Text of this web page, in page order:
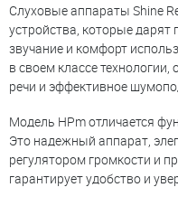
Слуховые аппараты Shine
устройства, которые дарят
звучание и комфорт
в своем классе
речи и эффективное
Модель HPm отличается
Это надежный аппарат,
регулятором громкости и
гарантирует удобство и